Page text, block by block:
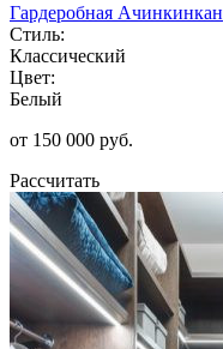
Гардеробная Ачинкинкан
Стиль:
Классический
Цвет:
Белый
от 150 000 руб.
Рассчитать